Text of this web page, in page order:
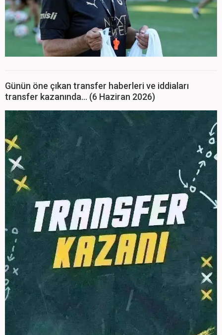
Günün öne çıkan transfer haberleri ve iddiaları
transfer kazanında... (6 Haziran 2026)